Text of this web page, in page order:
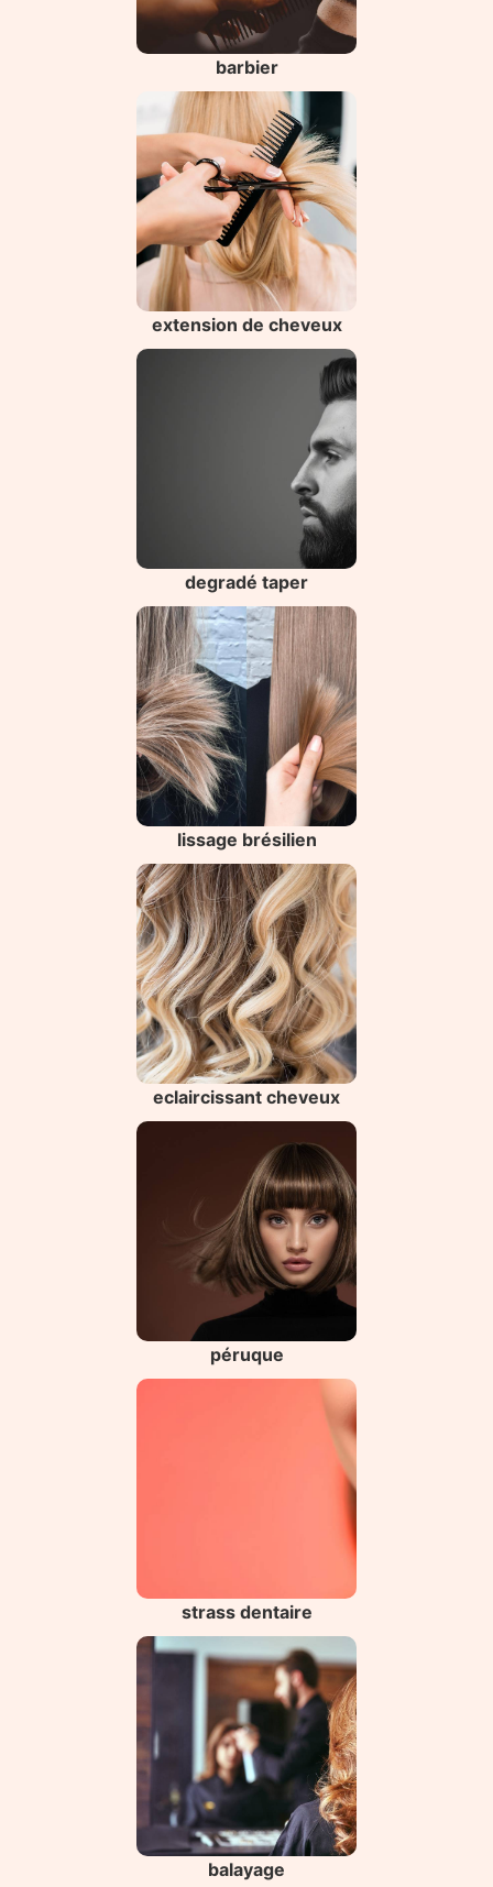
barbier
extension de cheveux
degradé taper
lissage brésilien
eclaircissant cheveux
péruque
strass dentaire
balayage